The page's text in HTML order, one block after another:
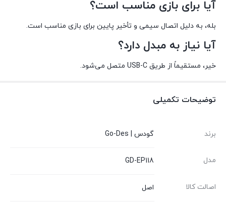
آیا برای بازی مناسب است؟
بله، به دلیل اتصال سیمی و تأخیر پایین برای بازی مناسب است.
آیا نیاز به مبدل دارد؟
خیر، مستقیماً از طریق USB-C متصل می‌شود.
توضیحات تکمیلی
برند گودس | Go-Des
مدل GD-EP118
اصالت کالا اصل